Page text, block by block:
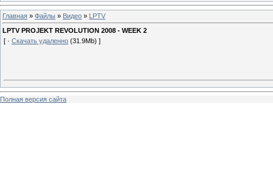
Главная » Файлы » Видео » LPTV
LPTV PROJEKT REVOLUTION 2008 - WEEK 2
[ · Скачать удаленно (31.9Mb) ]
Полная версия сайта